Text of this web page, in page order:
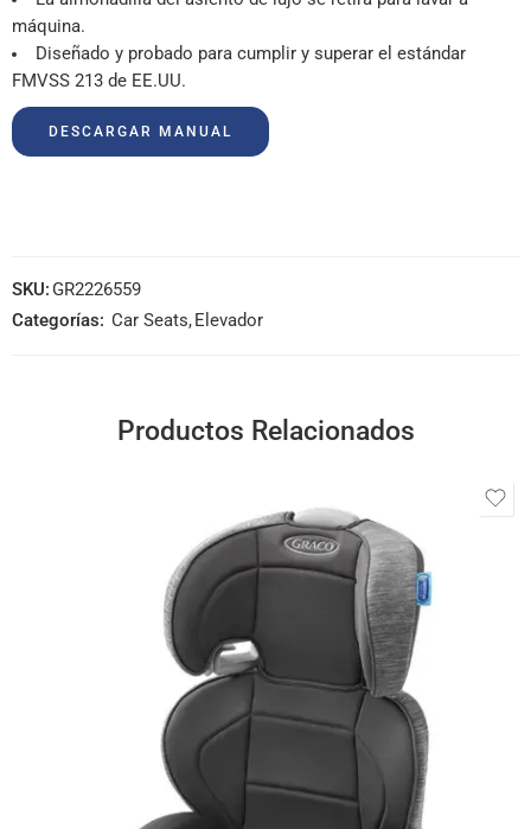
máquina.
Diseñado y probado para cumplir y superar el estándar
FMVSS 213 de EE.UU.
DESCARGAR MANUAL
SKU: GR2226559
Categorías: Car Seats, Elevador
Productos Relacionados